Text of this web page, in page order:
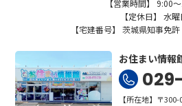
【営業時間】 9:00
【定休日】 水曜
【宅建番号】 茨城県知事免
お住まい情報
【所在地】〒